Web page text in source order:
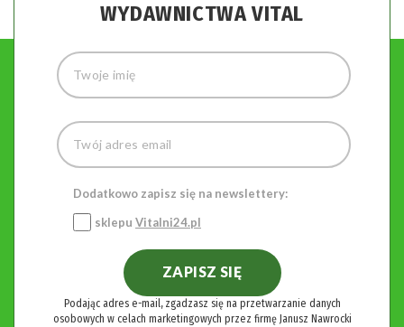
WYDAWNICTWA VITAL
Dodatkowo zapisz się na newslettery:
sklepu Vitalni24.pl
ZAPISZ SIĘ
Podając adres e-mail, zgadzasz się na przetwarzanie danych
osobowych w celach marketingowych przez firmę Janusz Nawrocki